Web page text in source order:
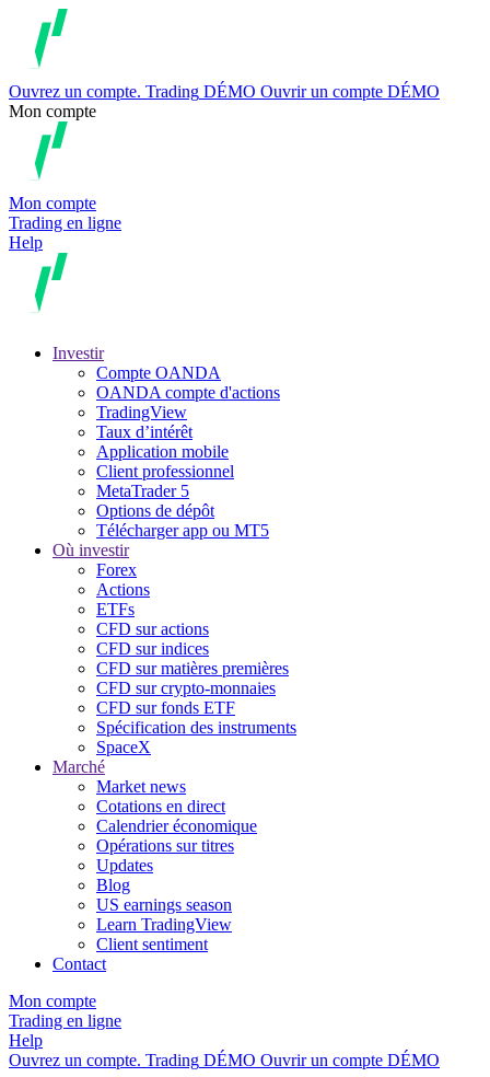
Ouvrez un compte. Trading DÉMO Ouvrir un compte DÉMO
Mon compte
Mon compte
Trading en ligne
Help
Investir
Compte OANDA
OANDA compte d'actions
TradingView
Taux d’intérêt
Application mobile
Client professionnel
MetaTrader 5
Options de dépôt
Télécharger app ou MT5
Où investir
Forex
Actions
ETFs
CFD sur actions
CFD sur indices
CFD sur matières premières
CFD sur crypto-monnaies
CFD sur fonds ETF
Spécification des instruments
SpaceX
Marché
Market news
Cotations en direct
Calendrier économique
Opérations sur titres
Updates
Blog
US earnings season
Learn TradingView
Client sentiment
Contact
Mon compte
Trading en ligne
Help
Ouvrez un compte. Trading DÉMO Ouvrir un compte DÉMO